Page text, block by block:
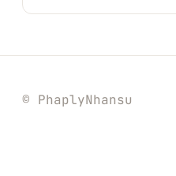
© PhaplyNhansu